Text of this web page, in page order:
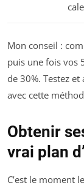
Mon conseil :
puis une fois vos
de 30%. Testez
avec cette
Obtenir
vrai plan
C’est le moment